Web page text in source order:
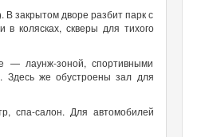
закрытом дворе разбит парк с
в колясках, скверы для тихого
— лаунж-зоной, спортивными
Здесь же обустроены зал для
спа-салон. Для автомобилей